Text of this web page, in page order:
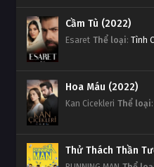
Cầm Tù (2022)
Esaret Thể loại: Tình
Hoa Máu (2022)
Kan Cicekleri Thể loại:
Thử Thách Thần